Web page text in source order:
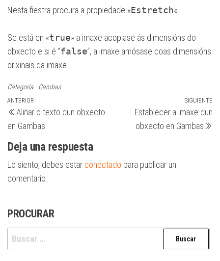
Nesta fiestra procura a propiedade «Estretch«.
Se está en «true» a imaxe acoplase ás dimensións do
obxecto e si é “false”, a imaxe amósase coas dimensións
orixinais da imaxe.
Categoría Gambas
Navegación
de
Entrada
anterior
ANTERIOR
Aliñar o texto dun obxecto
en Gambas
SIGUIENTE
Establecer a imaxe dun
obxecto en Gambas
Deja una respuesta
Lo siento, debes estar conectado para publicar un
comentario.
PROCURAR
Buscar: